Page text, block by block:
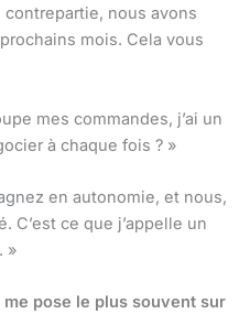
nous avons
mois. Cela vous
mes commandes, j’ai un
à chaque fois ? »
en autonomie, et nous,
C’est ce que j’appelle un
»
me pose le plus souvent sur